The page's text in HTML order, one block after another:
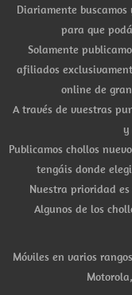
Diariamente
para que
Solamente
afiliados
online de
A través de vuestras
y
Publicamos chollos
tengáis donde
Nuestra prioridad
Algunos de los
Móviles en varios